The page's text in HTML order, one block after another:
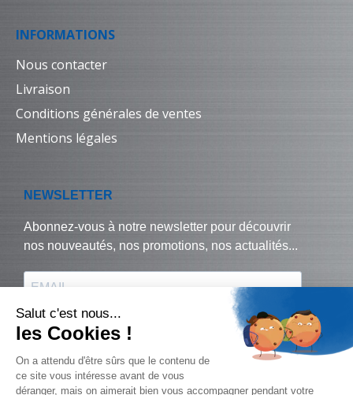
INFORMATIONS
Nous contacter
Livraison
Conditions générales de ventes
Mentions légales